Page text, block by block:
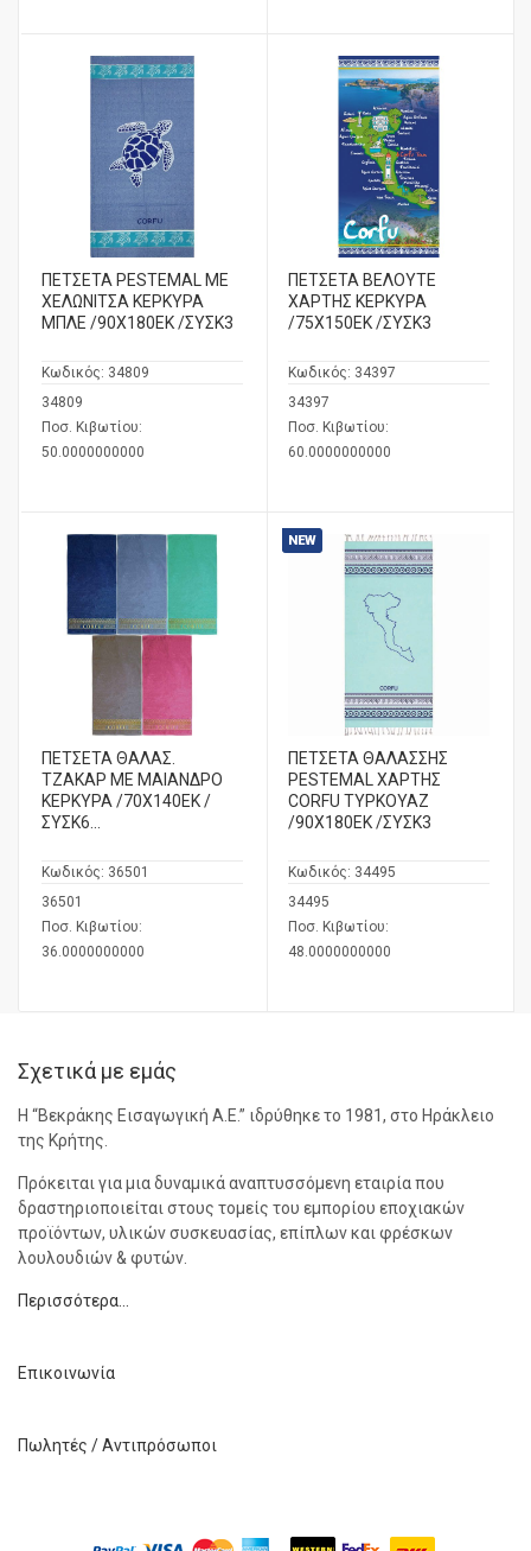
ΠΕΤΣΕΤΑ PESTEMAL ΜΕ
ΧΕΛΩΝΙΤΣΑ ΚΕΡΚΥΡΑ
ΜΠΛΕ /90Χ180ΕΚ /ΣΥΣΚ3
Κωδικός: 34809
34809
Ποσ. Κιβωτίου:
50.0000000000
ΠΕΤΣΕΤΑ ΒΕΛΟΥΤΕ
ΧΑΡΤΗΣ ΚΕΡΚΥΡΑ
/75X150ΕΚ /ΣΥΣΚ3
Κωδικός: 34397
34397
Ποσ. Κιβωτίου:
60.0000000000
ΠΕΤΣΕΤΑ ΘΑΛΑΣ.
ΤΖΑΚΑΡ ΜΕ ΜΑΙΑΝΔΡΟ
ΚΕΡΚΥΡΑ /70Χ140ΕΚ /
ΣΥΣΚ6...
Κωδικός: 36501
36501
Ποσ. Κιβωτίου:
36.0000000000
NEW
ΠΕΤΣΕΤΑ ΘΑΛΑΣΣΗΣ
PESTEMAL ΧΑΡΤΗΣ
CORFU ΤΥΡΚΟΥΑΖ
/90Χ180ΕΚ /ΣΥΣΚ3
Κωδικός: 34495
34495
Ποσ. Κιβωτίου:
48.0000000000
Σχετικά με εμάς
Η “Βεκράκης Εισαγωγική Α.Ε.” ιδρύθηκε το 1981, στο Ηράκλειο
της Κρήτης.
Πρόκειται για μια δυναμικά αναπτυσσόμενη εταιρία που
δραστηριοποιείται στους τομείς του εμπορίου εποχιακών
προϊόντων, υλικών συσκευασίας, επίπλων και φρέσκων
λουλουδιών & φυτών.
Περισσότερα…
Επικοινωνία
Πωλητές / Αντιπρόσωποι